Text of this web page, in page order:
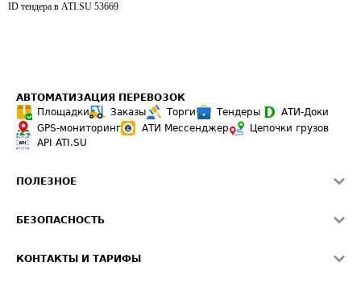
ID тендера в ATI.SU 53669
АВТОМАТИЗАЦИЯ ПЕРЕВОЗОК
Площадки
Заказы Торги Тендеры
АТИ-Доки
GPS-мониторинг
АТИ Мессенджер
Цепочки грузов
API ATI.SU
ПОЛЕЗНОЕ
Звезды ATI.SU на вашем сайте
БЕЗОПАСНОСТЬ
КОНТАКТЫ И ТАРИФЫ